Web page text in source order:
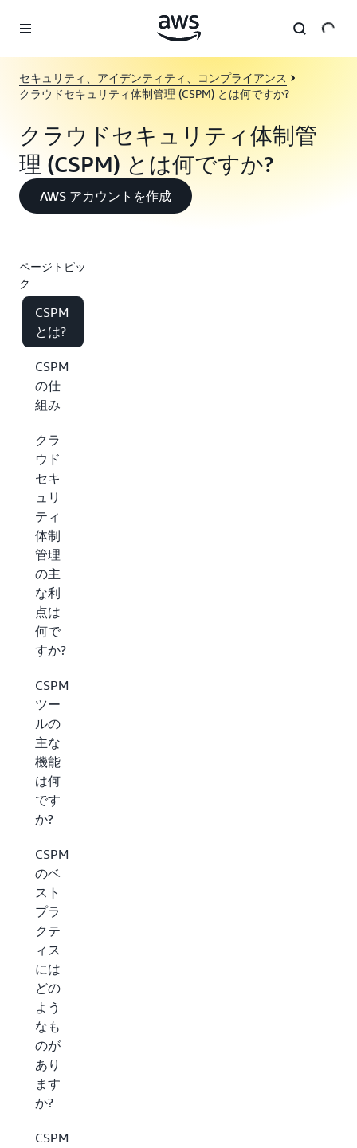
セキュリティ、アイデンティティ、コンプライアンス
クラウドセキュリティ体制管理 (CSPM) とは何ですか?
クラウドセキュリティ体制管
理 (CSPM) とは何ですか?
AWS アカウントを作成
ページトピッ
ク
CSPM
とは?
CSPM
の仕
組み
クラ
ウド
セキ
ュリ
ティ
体制
管理
の主
な利
点は
何で
すか?
CSPM
ツー
ルの
主な
機能
は何
です
か?
CSPM
のベ
スト
プラ
クテ
ィス
には
どの
よう
なも
のが
あり
ます
か?
CSPM